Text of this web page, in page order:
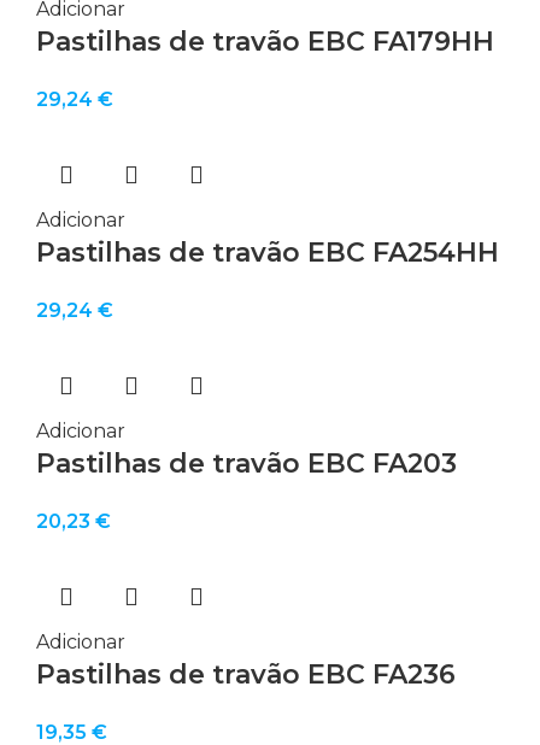
Adicionar
Pastilhas de travão EBC FA179HH
29,24 €
Adicionar
Pastilhas de travão EBC FA254HH
29,24 €
Adicionar
Pastilhas de travão EBC FA203
20,23 €
Adicionar
Pastilhas de travão EBC FA236
19,35 €